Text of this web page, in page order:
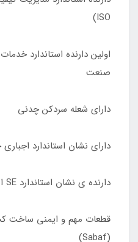
ISO)
اولین دارنده استاندارد
صنعت
دارای شعله سردکن چدنی
دارای نشان استاندارد
دارنده ی نشان استاندارد SE اروپا از TUV آلمان
(Sabaf)